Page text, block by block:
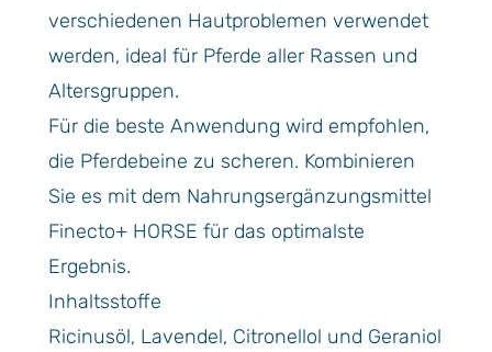
verschiedenen Hautproblemen verwendet
werden, ideal für Pferde aller Rassen und
Altersgruppen.
Für die beste Anwendung wird empfohlen,
die Pferdebeine zu scheren. Kombinieren
Sie es mit dem Nahrungsergänzungsmittel
Finecto+ HORSE für das optimalste
Ergebnis.
Inhaltsstoffe
Ricinusöl, Lavendel, Citronellol und Geraniol